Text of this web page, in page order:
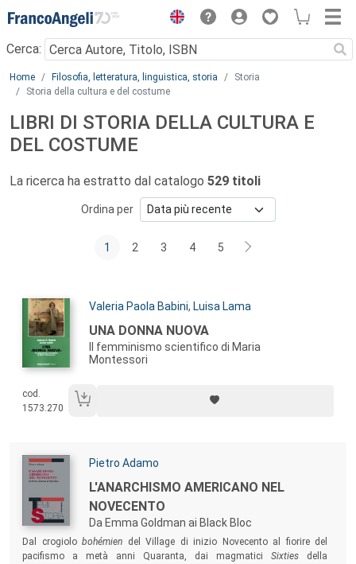
Menu
Cerca:
Main content
Home Filosofia, letteratura, linguistica, storia
Storia
Storia della cultura e del costume
LIBRI DI STORIA DELLA CULTURA E
DEL COSTUME
La ricerca ha estratto dal catalogo 529 titoli
Ordina per
1 2 3 4 5
Autori:
Valeria Paola Babini, Luisa Lama
Titolo:
UNA DONNA NUOVA
Il femminismo scientifico di Maria
Montessori
cod.
1573.270
Autori:
Pietro Adamo
Titolo:
L'ANARCHISMO AMERICANO NEL
NOVECENTO
Da Emma Goldman ai Black Bloc
Sommario:
Dal crogiolo bohémien del Village di inizio Novecento al fiorire del
pacifismo a metà anni Quaranta, dai magmatici Sixties della